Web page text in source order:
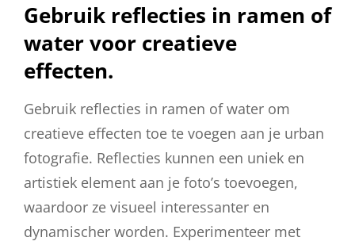
Gebruik reflecties in ramen of
water voor creatieve
effecten.
Gebruik reflecties in ramen of water om
creatieve effecten toe te voegen aan je urban
fotografie. Reflecties kunnen een uniek en
artistiek element aan je foto’s toevoegen,
waardoor ze visueel interessanter en
dynamischer worden. Experimenteer met